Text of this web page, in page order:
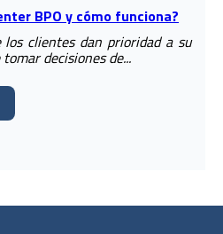
BPO y cómo funciona?
los clientes dan prioridad a su
decisiones de...